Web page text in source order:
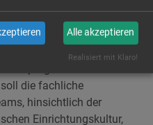
blickt mit Vorfreude
Förderperiode entgegen.
soll die fachliche
hinsichtlich der
Einrichtungskultur,
Alle akzeptieren
Realisiert mit Klaro!